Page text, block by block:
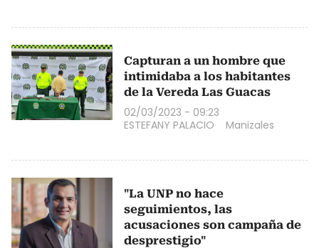
Capturan a un hombre que
intimidaba a los habitantes
de la Vereda Las Guacas
02/03/2023 - 09:23
ESTEFANY PALACIO
Manizales
"La UNP no hace
seguimientos, las
acusaciones son campaña de
desprestigio"